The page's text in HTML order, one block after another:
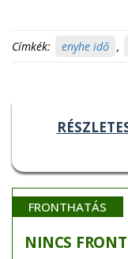
Címkék: enyhe idő ,
FRONTHATÁS
NINCS